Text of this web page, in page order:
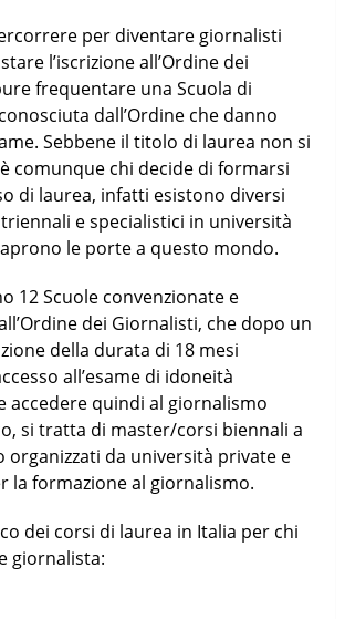
per diventare giornalisti
l’iscrizione all’Ordine dei
frequentare una Scuola di
dall’Ordine che danno
Sebbene il titolo di laurea non si
comunque chi decide di formarsi
di laurea, infatti esistono diversi
e specialistici in università
le porte a questo mondo.
12 Scuole convenzionate e
dei Giornalisti, che dopo un
della durata di 18 mesi
all’esame di idoneità
accedere quindi al giornalismo
si tratta di master/corsi biennali a
organizzati da università private e
la formazione al giornalismo.
dei corsi di laurea in Italia per chi
giornalista: